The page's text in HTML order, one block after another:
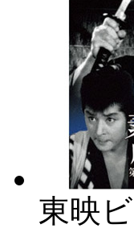
東映